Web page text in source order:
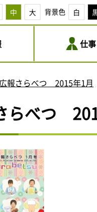
中 大 背景色 白
仕
広報さらべつ 2015年1月
らべつ